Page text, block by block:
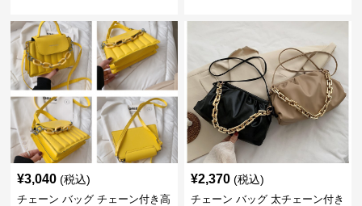
¥3,040 (税込)
チェーン バッグ チェーン付き高
¥2,370 (税込)
チェーン バッグ 太チェーン付き